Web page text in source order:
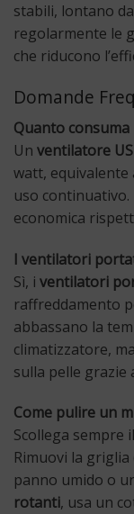
stabili, lontano
regolarmente le
che riducono
Domande
Quanto
Un ventilatore
watt, equivalente
uso
economica
I ventilatori
Sì, i ventilatori
raffreddamento
abbassano la
climatizzatore,
sulla pelle grazie
Come pulire un
Scollega sempre
Rimuovi la
panno umido o
rotanti, usa un